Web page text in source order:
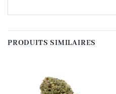
PRODUITS SIMILAIRES